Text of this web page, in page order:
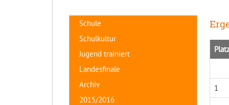
1
Schule
Schulkultur
Jugend trainiert
Landesfinale
Archiv
2015/2016